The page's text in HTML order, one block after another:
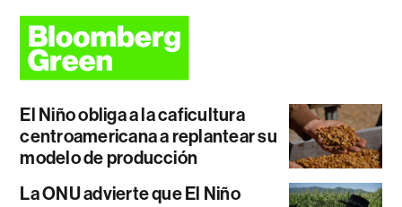
El Niño obliga a la caficultura
centroamericana a replantear su
modelo de producción
La ONU advierte que El Niño